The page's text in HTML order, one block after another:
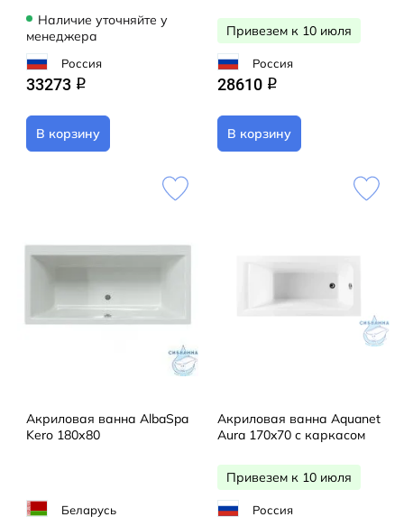
Наличие уточняйте у
менеджера
Россия
33273 q
В корзину
Привезем к 10 июля
Россия
28610 q
В корзину
Акриловая ванна AlbaSpa
Kero 180х80
Беларусь
Акриловая ванна Aquanet
Aura 170x70 с каркасом
Привезем к 10 июля
Россия